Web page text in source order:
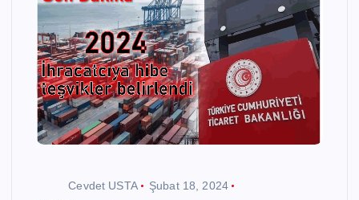
Cevdet USTA
Şubat 18, 2024